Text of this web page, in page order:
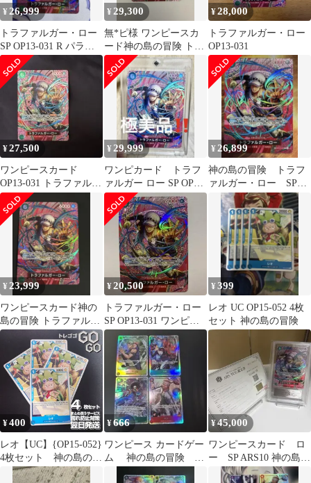
¥ 26,999
トラファルガー・ロー
SP OP13-031 R パラレ
ル 神の島の冒険
¥ 29,300
無*ピ様 ワンピースカ
ード神の島の冒険 トラ
ファルガー・ロー SP
OP13-0
¥28,000
トラファルガー・ロー
OP13-031
¥27,500
ワンピースカード
OP13-031 トラファルガ
ー・ロー SP パラレル
¥29,999
ワンピカード トラフ
ァルガー ロー SP OP13-
031 神の島の冒険 極
美品
¥26,899
神の島の冒険 トラフ
ァルガー・ロー SP
OP13-031
¥ 23,999
ワンピースカード神の
島の冒険 トラファルガ
ー・ロー SP OP13-031
¥20,500
トラファルガー・ロー
SP OP13-031 ワンピー
スカードゲーム OP15
¥399
レオ UC OP15-052 4枚
セット 神の島の冒険
¥400
レオ【UC】{OP15-052}
4枚セット 神の島の冒
険【OP-15】10
¥666
ワンピース カードゲー
ム 神の島の冒険 sr
¥45,000
ワンピースカード ロ
ー SP ARS10 神の島の
冒険 鑑定書付き